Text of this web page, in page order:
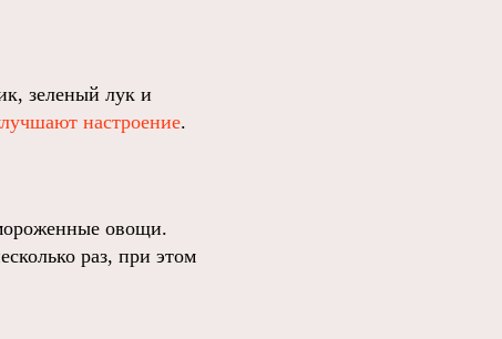
зеленый лук и
настроение.
овощи.
раз, при этом